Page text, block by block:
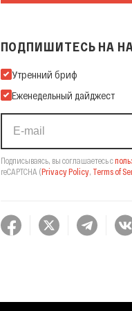
ПОДПИШИТЕСЬ НА
Подпишитесь на нашу Email-
Утренний бриф
Еженедельный дайджест
Подписываясь, вы соглашаетесь с
reCAPTCHA (Privacy Policy, Terms of